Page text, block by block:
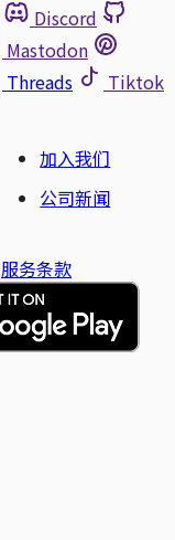
Discord
Mastodon
Threads
Tiktok
加入我们
公司新闻
服务条款